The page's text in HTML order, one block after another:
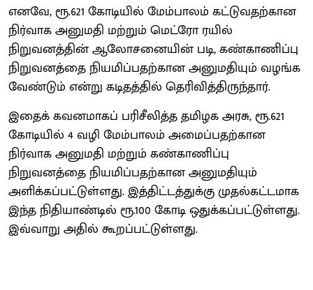
எனவே, ரூ.621 கோடியில் மேம்பாலம் கட்டுவதற்கான
நிர்வாக அனுமதி மற்றும் மெட்ரோ ரயில்
நிறுவனத்தின் ஆலோசனையின் படி, கண்காணிப்பு
நிறுவனத்தை நியமிப்பதற்கான அனுமதியும் வழங்க
வேண்டும் என்று கடிதத்தில் தெரிவித்திருந்தார்.
இதைக் கவனமாகப் பரிசீலித்த தமிழக அரசு, ரூ.621
கோடியில் 4 வழி மேம்பாலம் அமைப்பதற்கான
நிர்வாக அனுமதி மற்றும் கண்காணிப்பு
நிறுவனத்தை நியமிப்பதற்கான அனுமதியும்
அளிக்கப்பட்டுள்ளது. இத்திட்டத்துக்கு முதல்கட்டமாக
இந்த நிதியாண்டில் ரூ.100 கோடி ஒதுக்கப்பட்டுள்ளது.
இவ்வாறு அதில் கூறப்பட்டுள்ளது.